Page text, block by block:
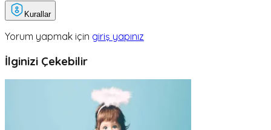
Kurallar
Yorum yapmak için giriş yapınız
İlginizi Çekebilir